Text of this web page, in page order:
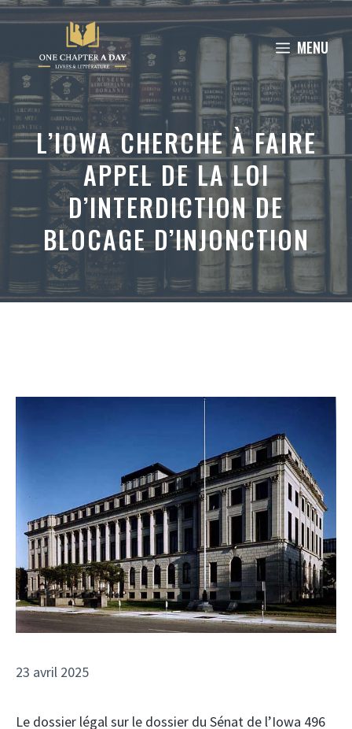
Aller
contenu
MENU
L’IOWA CHERCHE À FAIRE
APPEL DE LA LOI
D’INTERDICTION DE
BLOCAGE D’INJONCTION
23 avril 2025
Le dossier légal sur le dossier du Sénat de l’Iowa 496